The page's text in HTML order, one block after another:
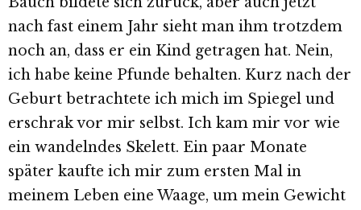
nach fast einem Jahr sieht man ihm trotzdem
noch an, dass er ein Kind getragen hat. Nein,
ich habe keine Pfunde behalten. Kurz nach der
Geburt betrachtete ich mich im Spiegel und
erschrak vor mir selbst. Ich kam mir vor wie
ein wandelndes Skelett. Ein paar Monate
später kaufte ich mir zum ersten Mal in
meinem Leben eine Waage, um mein Gewicht